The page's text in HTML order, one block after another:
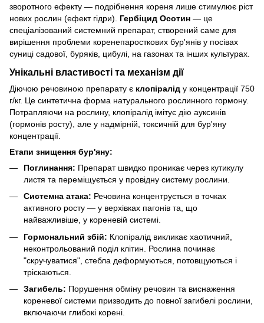
зворотного ефекту — подрібнення кореня лише стимулює ріст
нових рослин (ефект гідри). Гербіцид Осотин — це
спеціалізований системний препарат, створений саме для
вирішення проблеми коренепаросткових бур'янів у посівах
суниці садової, буряків, цибулі, на газонах та інших культурах.
Унікальні властивості та механізм дії
Діючою речовиною препарату є клопіралід у концентрації 750
г/кг. Це синтетична форма натурального рослинного гормону.
Потрапляючи на рослину, клопіралід імітує дію ауксинів
(гормонів росту), але у надмірній, токсичній для бур'яну
концентрації.
Етапи знищення бур'яну:
Поглинання: Препарат швидко проникає через кутикулу
листя та переміщується у провідну систему рослини.
Системна атака: Речовина концентрується в точках
активного росту — у верхівках пагонів та, що
найважливіше, у кореневій системі.
Гормональний збій: Клопіралід викликає хаотичний,
неконтрольований поділ клітин. Рослина починає
"скручуватися", стебла деформуються, потовщуються і
тріскаються.
Загибель: Порушення обміну речовин та виснаження
кореневої системи призводить до повної загибелі рослини,
включаючи глибокі корені.